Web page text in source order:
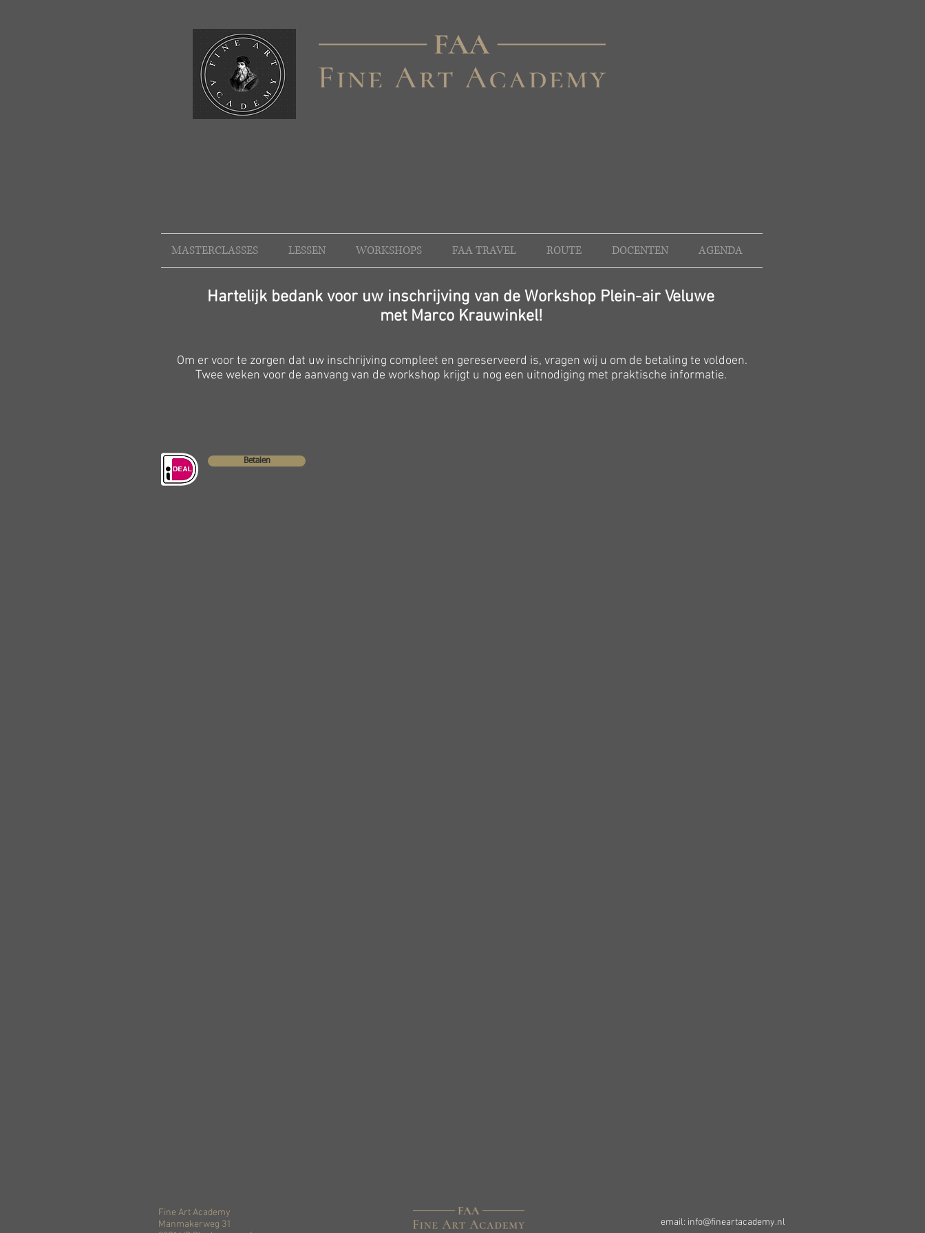
MASTERCLASSES LESSEN WORKSHOPS FAA TRAVEL ROUTE DOCENTEN AGENDA
Hartelijk bedank voor uw inschrijving van de Workshop Plein-air Veluwe
met Marco Krauwinkel!
Om er voor te zorgen dat uw inschrijving compleet en gereserveerd is, vragen wij u om de betaling te voldoen.
Twee weken voor de aanvang van de workshop krijgt u nog een uitnodiging met praktische informatie.
Betalen
Fine Art Academy
Manmakerweg 31
email: info@fineartacademy.nl